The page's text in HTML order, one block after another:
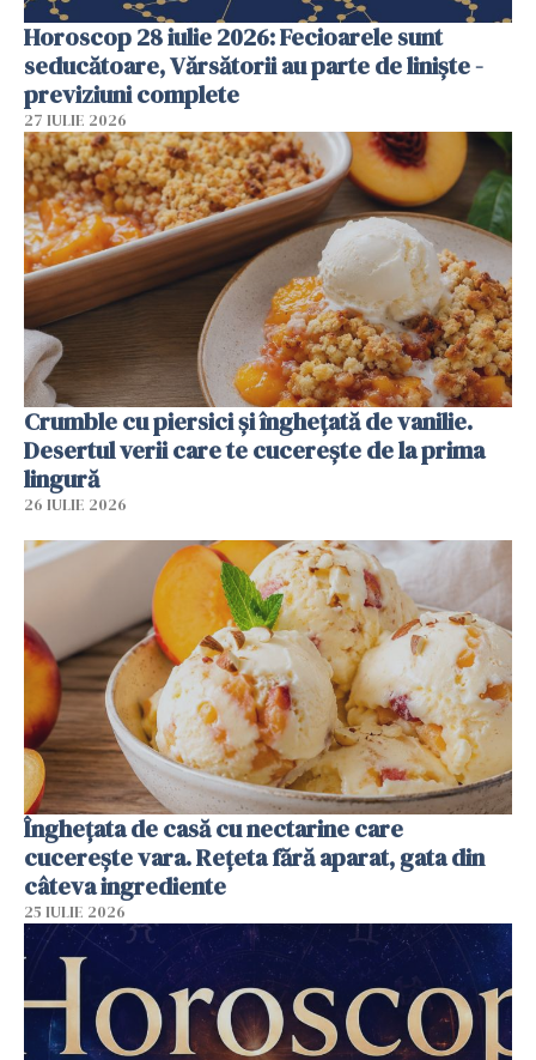
Horoscop 28 iulie 2026: Fecioarele sunt
seducătoare, Vărsătorii au parte de liniște -
previziuni complete
27 IULIE 2026
Crumble cu piersici și înghețată de vanilie.
Desertul verii care te cucerește de la prima
lingură
26 IULIE 2026
Înghețata de casă cu nectarine care
cucerește vara. Rețeta fără aparat, gata din
câteva ingrediente
25 IULIE 2026